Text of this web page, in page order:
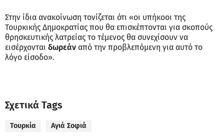
Στην ίδια ανακοίνωση τονίζεται ότι «οι υπήκοοι της
Τουρκικής Δημοκρατίας που θα επισκέπτονται για σκοπούς
θρησκευτικής λατρείας το τέμενος θα συνεχίσουν να
εισέρχονται δωρεάν από την προβλεπόμενη για αυτό το
λόγο είσοδο».
Σχετικά Tags
Τουρκία Αγιά Σοφιά